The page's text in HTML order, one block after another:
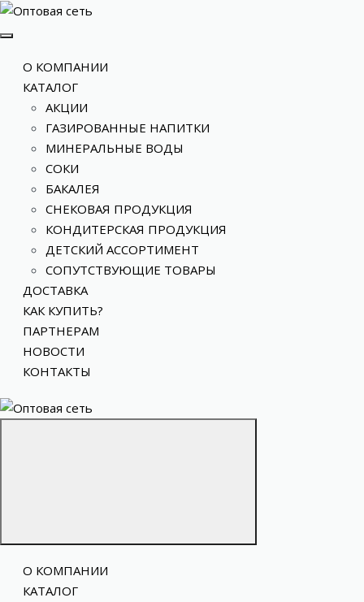
О КОМПАНИИ
КАТАЛОГ
АКЦИИ
ГАЗИРОВАННЫЕ НАПИТКИ
МИНЕРАЛЬНЫЕ ВОДЫ
СОКИ
БАКАЛЕЯ
СНЕКОВАЯ ПРОДУКЦИЯ
КОНДИТЕРСКАЯ ПРОДУКЦИЯ
ДЕТСКИЙ АССОРТИМЕНТ
СОПУТСТВУЮЩИЕ ТОВАРЫ
ДОСТАВКА
КАК КУПИТЬ?
ПАРТНЕРАМ
НОВОСТИ
КОНТАКТЫ
О КОМПАНИИ
КАТАЛОГ